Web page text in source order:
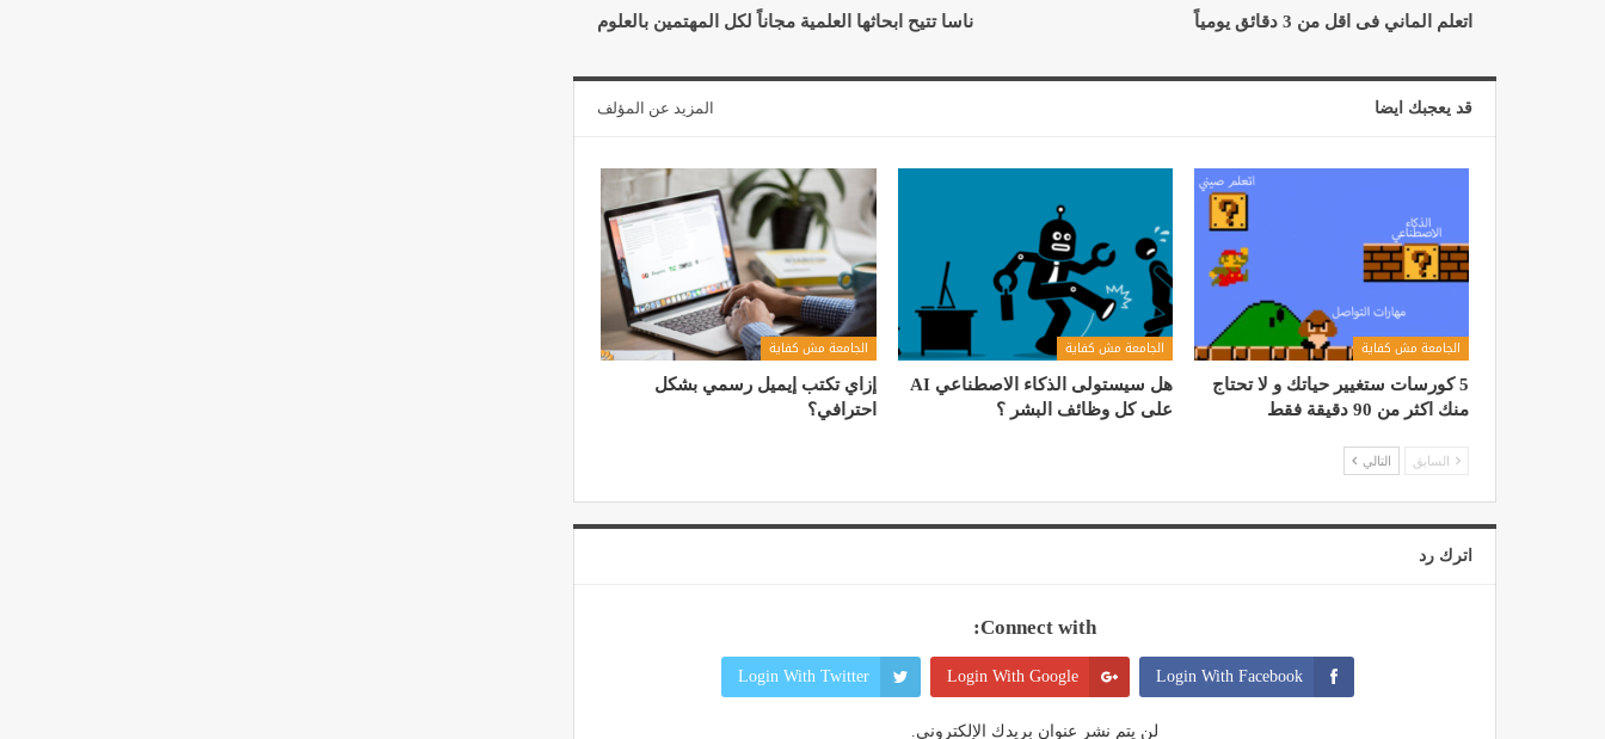
اتعلم الماني فى اقل من 3 دقائق يومياً ناسا تتيح ابحاثها العلمية مجاناً لكل المهتمين بالعلوم
قد يعجبك ايضا المزيد عن المؤلف
الجامعة مش كفاية
5 كورسات ستغيير حياتك و لا تحتاج
منك اكثر من 90 دقيقة فقط
الجامعة مش كفاية
هل سيستولى الذكاء الاصطناعي AI
على كل وظائف البشر ؟
الجامعة مش كفاية
إزاي تكتب إيميل رسمي بشكل
احترافي؟
السابق التالي
اترك رد
Connect with:
Login With Facebook
Login With Google
Login With Twitter
لن يتم نشر عنوان بريدك الإلكتروني.